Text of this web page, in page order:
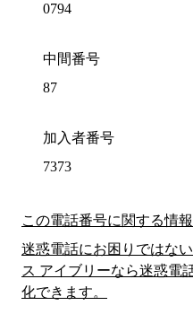
0794
中間番号
87
加入者番号
7373
この電話番号に関する情
迷惑電話にお困りではな
ス アイブリーなら迷惑電
化できます。